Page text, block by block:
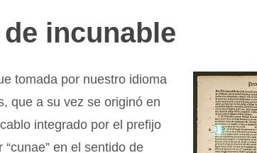
incunable
tomada por nuestro idioma
que a su vez se originó en
integrado por el prefijo
“cunae” en el sentido de